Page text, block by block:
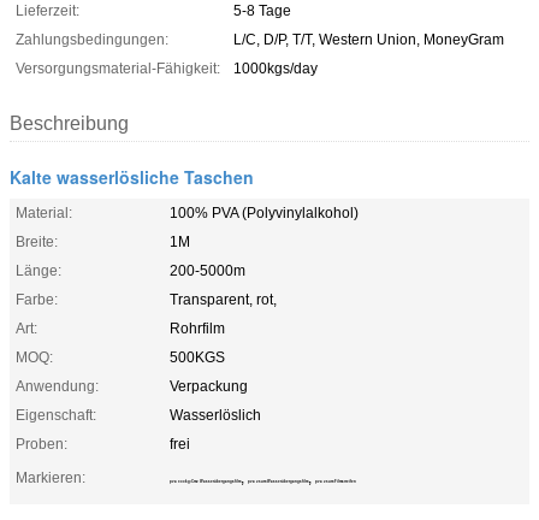
Lieferzeit:
5-8 Tage
Zahlungsbedingungen:
L/C, D/P, T/T, Western Union, MoneyGram
Versorgungsmaterial-Fähigkeit:
1000kgs/day
Beschreibung
Kalte wasserlösliche Taschen
Material:
100% PVA (Polyvinylalkohol)
Breite:
1M
Länge:
200-5000m
Farbe:
Transparent, rot,
Art:
Rohrfilm
MOQ:
500KGS
Anwendung:
Verpackung
Eigenschaft:
Wasserlöslich
Proben:
frei
Markieren:
pva 300kg/Cm2 Wasserübergangsfilm, pva 25um Wasserübergangsfilm, pva 25um Filmstreifen